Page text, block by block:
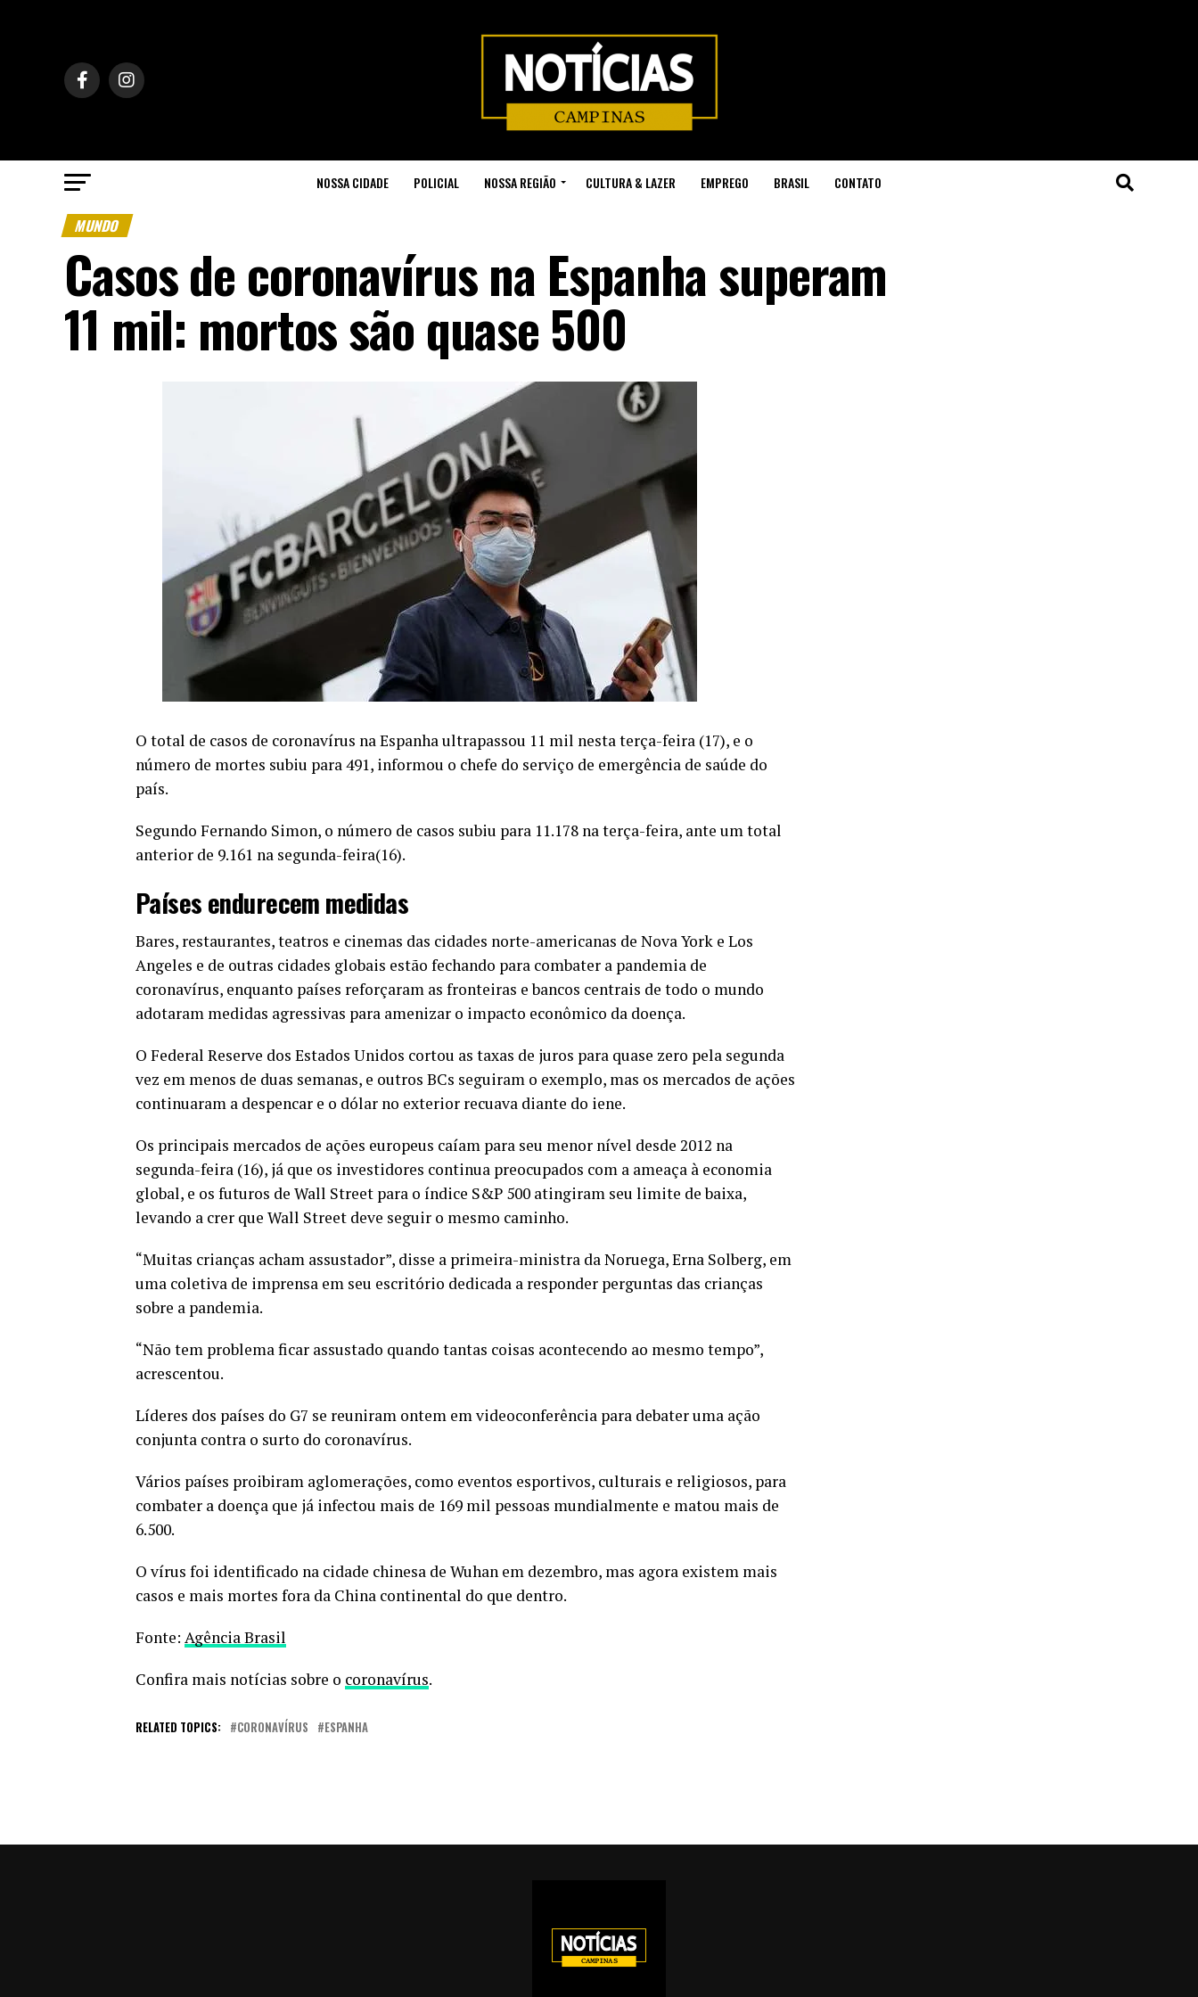
NOSSA CIDADE POLICIAL NOSSA REGIÃO CULTURA & LAZER EMPREGO BRASIL CONTATO
MUNDO
Casos de coronavírus na Espanha superam
11 mil: mortos são quase 500
O total de casos de coronavírus na Espanha ultrapassou 11 mil nesta terça-feira (17), e o
número de mortes subiu para 491, informou o chefe do serviço de emergência de saúde do
país.
Segundo Fernando Simon, o número de casos subiu para 11.178 na terça-feira, ante um total
anterior de 9.161 na segunda-feira(16).
Países endurecem medidas
Bares, restaurantes, teatros e cinemas das cidades norte-americanas de Nova York e Los
Angeles e de outras cidades globais estão fechando para combater a pandemia de
coronavírus, enquanto países reforçaram as fronteiras e bancos centrais de todo o mundo
adotaram medidas agressivas para amenizar o impacto econômico da doença.
O Federal Reserve dos Estados Unidos cortou as taxas de juros para quase zero pela segunda
vez em menos de duas semanas, e outros BCs seguiram o exemplo, mas os mercados de ações
continuaram a despencar e o dólar no exterior recuava diante do iene.
Os principais mercados de ações europeus caíam para seu menor nível desde 2012 na
segunda-feira (16), já que os investidores continua preocupados com a ameaça à economia
global, e os futuros de Wall Street para o índice S&P 500 atingiram seu limite de baixa,
levando a crer que Wall Street deve seguir o mesmo caminho.
“Muitas crianças acham assustador”, disse a primeira-ministra da Noruega, Erna Solberg, em
uma coletiva de imprensa em seu escritório dedicada a responder perguntas das crianças
sobre a pandemia.
“Não tem problema ficar assustado quando tantas coisas acontecendo ao mesmo tempo”,
acrescentou.
Líderes dos países do G7 se reuniram ontem em videoconferência para debater uma ação
conjunta contra o surto do coronavírus.
Vários países proibiram aglomerações, como eventos esportivos, culturais e religiosos, para
combater a doença que já infectou mais de 169 mil pessoas mundialmente e matou mais de
6.500.
O vírus foi identificado na cidade chinesa de Wuhan em dezembro, mas agora existem mais
casos e mais mortes fora da China continental do que dentro.
Fonte: Agência Brasil
Confira mais notícias sobre o coronavírus.
RELATED TOPICS: CORONAVÍRUS ESPANHA